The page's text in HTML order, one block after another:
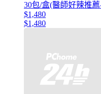
30包/盒(醫師好辣推
$1,480
$1,480